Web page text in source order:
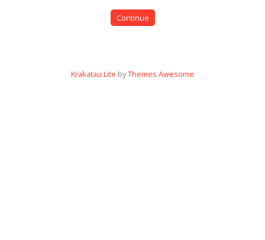
Continue
Krakatau Lite byThemes Awesome